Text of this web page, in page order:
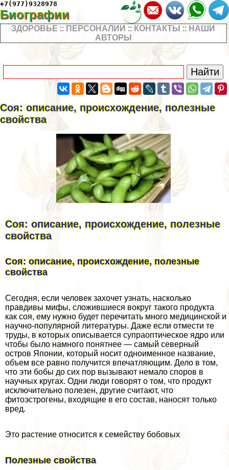
+7(977)9328978
Биографии
ЗДОРОВЬЕ :: ПЕРСОНАЛИИ :: КОНТАКТЫ :: НАШИ
АВТОРЫ
Соя: описание, происхождение, полезные
свойства
Соя: описание, происхождение, полезные
свойства
Соя: описание, происхождение, полезные
свойства
Сегодня, если человек захочет узнать, насколько
правдивы мифы, сложившиеся вокруг такого продукта
как соя, ему нужно будет перечитать много медицинской и
научно-популярной литературы. Даже если отмести те
труды, в которых описывается супраоптическое ядро или
чтобы было намного понятнее — самый северный
остров Японии, который носит одноименное название,
объем все равно получится впечатляющим. Дело в том,
что эти бобы до сих пор вызывают немало споров в
научных кругах. Одни люди говорят о том, что продукт
исключительно полезен, другие считают, что
фитоэстрогены, входящие в его состав, наносят только
вред.
Это растение относится к семейству бобовых
Полезные свойства